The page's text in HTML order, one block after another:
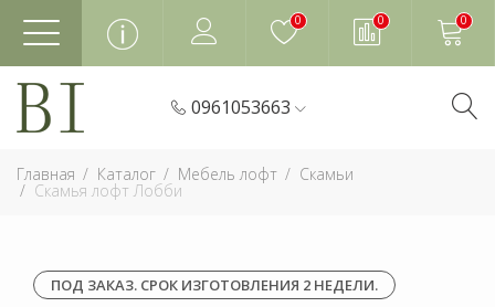
0 0 0
0961053663
Главная Каталог Мебель лофт Скамьи
Скамья лофт Лобби
ПОД ЗАКАЗ. СРОК ИЗГОТОВЛЕНИЯ 2 НЕДЕЛИ.